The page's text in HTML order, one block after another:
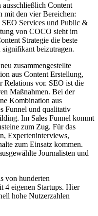
Content
mit den vier Bereichen:
Services und Public &
von COCO sieht im
Strategie die beste
beizutragen.
zusammengestellte
aus Content Erstellung,
Relations vor. SEO ist die
Maßnahmen. Bei der
Kombination aus
Funnel und qualitativ
Im Sales Funnel kommt
zum Zug. Für das
Experteninterviews,
zum Einsatz kommen.
Journalisten und
von hunderten
4 eigenen Startups. Hier
hohe Nutzerzahlen